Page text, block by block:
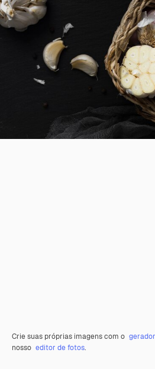
Crie suas próprias imagens com o
nosso editor de fotos.